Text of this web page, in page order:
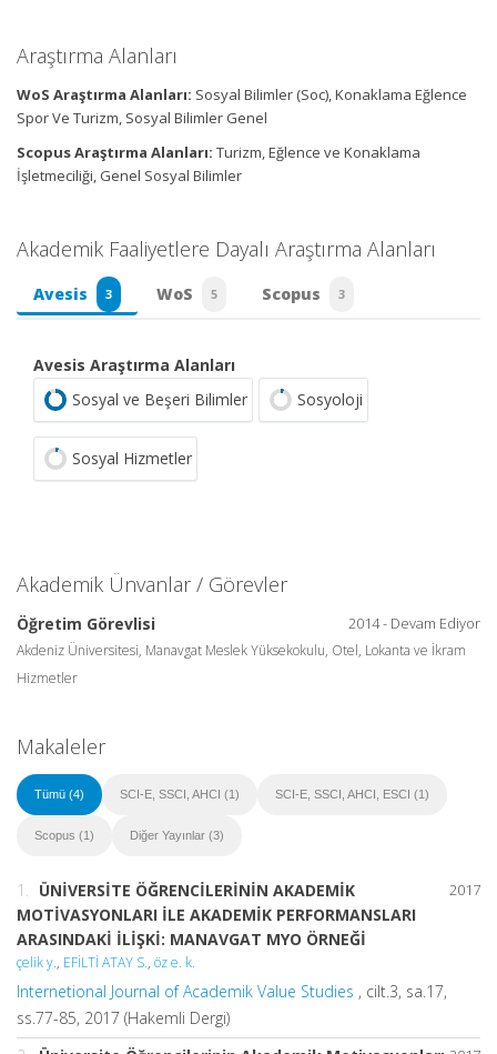
Araştırma Alanları
WoS Araştırma Alanları: Sosyal Bilimler (Soc), Konaklama Eğlence
Spor Ve Turizm, Sosyal Bilimler Genel
Scopus Araştırma Alanları: Turizm, Eğlence ve Konaklama
İşletmeciliği, Genel Sosyal Bilimler
Akademik Faaliyetlere Dayalı Araştırma Alanları
Avesis 3 WoS 5 Scopus 3
Avesis Araştırma Alanları
Sosyal ve Beşeri Bilimler
Sosyoloji
Sosyal Hizmetler
Akademik Ünvanlar / Görevler
2014 - Devam Ediyor
Öğretim Görevlisi
Akdeniz Üniversitesi, Manavgat Meslek Yüksekokulu, Otel, Lokanta ve İkram
Hizmetler
Makaleler
Tümü (4) SCI-E, SSCI, AHCI (1) SCI-E, SSCI, AHCI, ESCI (1)
Scopus (1) Diğer Yayınlar (3)
2017
1. ÜNİVERSİTE ÖĞRENCİLERİNİN AKADEMİK
MOTİVASYONLARI İLE AKADEMİK PERFORMANSLARI
ARASINDAKİ İLİŞKİ: MANAVGAT MYO ÖRNEĞİ
çelik y., EFİLTİ ATAY S., öz e. k.
Internetional Journal of Academik Value Studies , cilt.3, sa.17,
ss.77-85, 2017 (Hakemli Dergi)